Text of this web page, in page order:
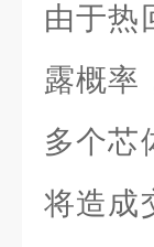
由于热
露概率
多个芯
将造成